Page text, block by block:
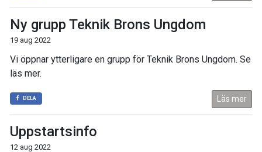
Ny grupp Teknik Brons Ungdom
19 aug 2022
Vi öppnar ytterligare en grupp för Teknik Brons Ungdom. Se
läs mer.
DELA Läs mer
Uppstartsinfo
12 aug 2022